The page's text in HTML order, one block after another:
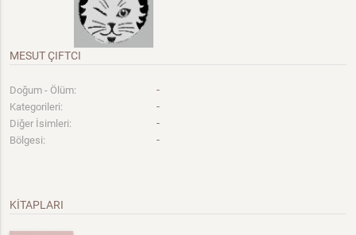
MESUT ÇIFTCI
Doğum - Ölüm: -
Kategorileri: -
Diğer İsimleri: -
Bölgesi: -
KİTAPLARI